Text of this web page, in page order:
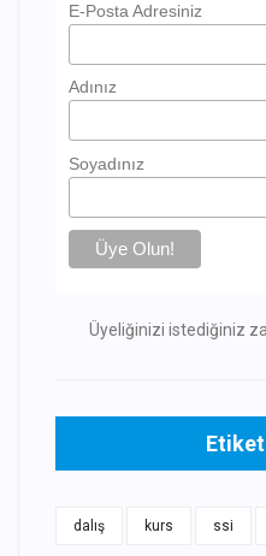
E-Posta Adresiniz
Adınız
Soyadınız
Üyeliğinizi istediğiniz
dalış kurs ssi